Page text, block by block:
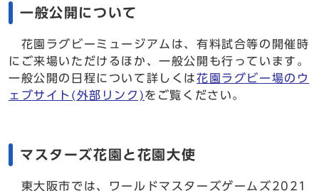
一般公開について
花園ラグビーミュージアムは、有料試合等の開催時
にご来場いただけるほか、一般公開も行っています。
一般公開の日程について詳しくは花園ラグビー場のウ
ェブサイト(外部リンク)をご覧ください。
マスターズ花園と花園大使
東大阪市では、ワールドマスターズゲームズ2021